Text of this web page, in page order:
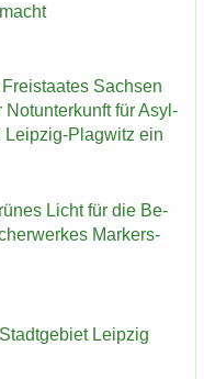
Sach­sen
Not­un­ter­kunft für Asyl­
Leipzig-​Plagwitz ein
Licht für die Be­
Mar­kers­
Leip­zig